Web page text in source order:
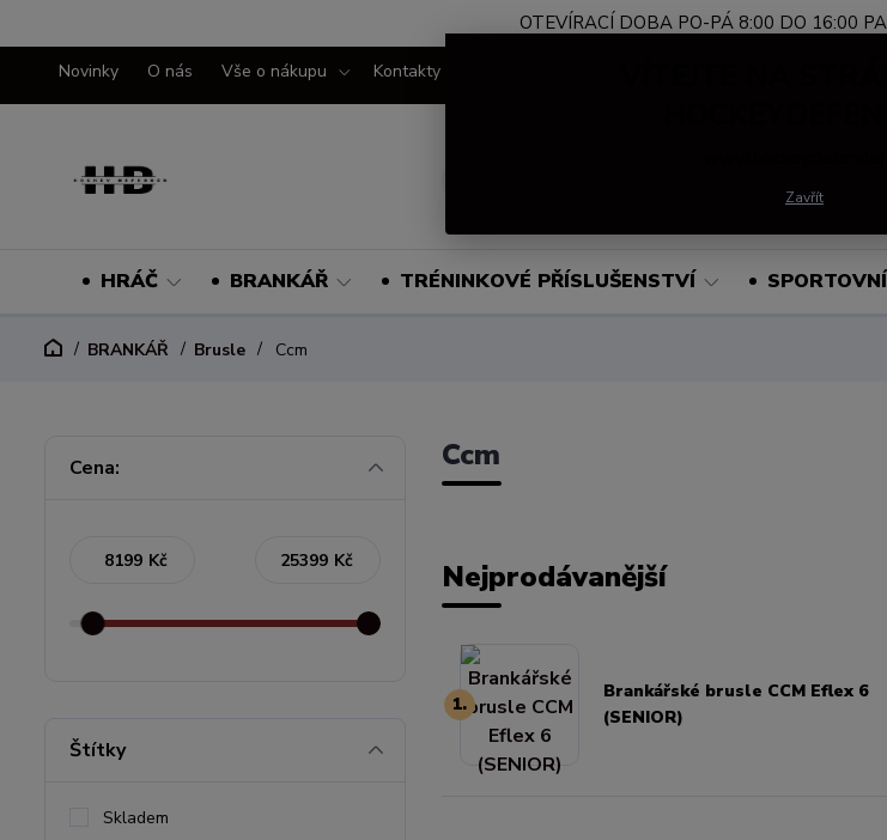
OTEVÍRACÍ DOBA PO-PÁ 8:00 DO 16:00
Novinky O nás Vše o nákupu Kontakty
HRÁČ BRANKÁŘ TRÉNINKOVÉ PŘÍSLUŠENSTVÍ
BRANKÁŘ Brusle Ccm
Ccm
Nejprodávanější
1.
Brankářské brusle CCM Eflex 6
(SENIOR)
Cena:
Kč Kč
Štítky
Skladem
Zavřít